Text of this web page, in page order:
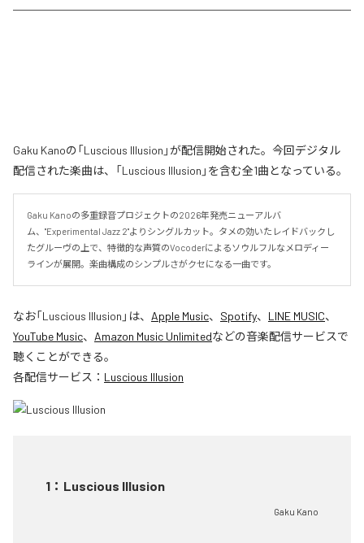
Gaku Kanoの「Luscious Illusion」が配信開始された。今回デジタル
配信された楽曲は、「Luscious Illusion」を含む全1曲となっている。
Gaku Kanoの多重録音プロジェクトの2026年発売ニューアルバ
ム、"Experimental Jazz 2"よりシングルカット。タメの効いたレイドバックし
たグルーヴの上で、特徴的な声質のVocoderによるソウルフルなメロディー
ラインが展開。楽曲構成のシンプルさがクセになる一曲です。
なお「Luscious Illusion 」は、 Apple Music、 Spotify、 LINE MUSIC、
YouTube Music、 Amazon Music Unlimitedなどの音楽配信サービスで
聴くことができる。
各配信サービス： Luscious Illusion
1 ： Luscious Illusion
Gaku Kano